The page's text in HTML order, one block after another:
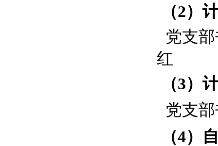
（2）
党支
红
（3）
党支
（4）